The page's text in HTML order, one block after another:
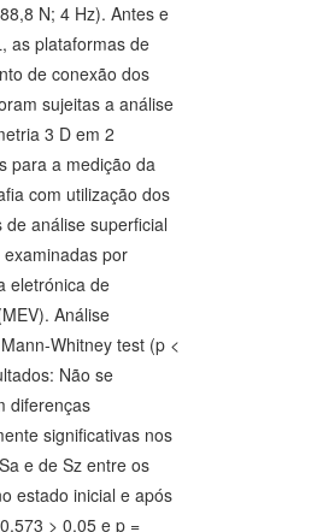
N; 4 Hz). Antes e
as plataformas de
de conexão dos
sujeitas a análise
3 D em 2
para a medição da
com utilização dos
de análise superficial
examinadas por
eletrónica de
Análise
Whitney test (p <
Não se
diferenças
significativas nos
e de Sz entre os
estado inicial e após
> 0,05 e p =